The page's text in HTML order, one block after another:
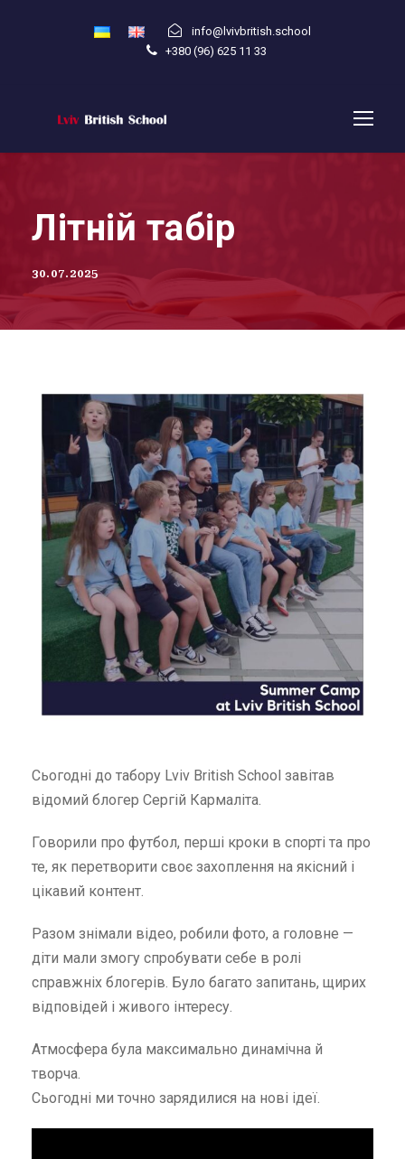
info@lvivbritish.school
+380 (96) 625 11 33
Літній табір
30.07.2025
Сьогодні до табору Lviv British School завітав
відомий блогер Сергій Кармаліта.
Говорили про футбол, перші кроки в спорті та про
те, як перетворити своє захоплення на якісний і
цікавий контент.
Разом знімали відео, робили фото, а головне —
діти мали змогу спробувати себе в ролі
справжніх блогерів. Було багато запитань, щирих
відповідей і живого інтересу.
Атмосфера була максимально динамічна й
творча.
Сьогодні ми точно зарядилися на нові ідеї.